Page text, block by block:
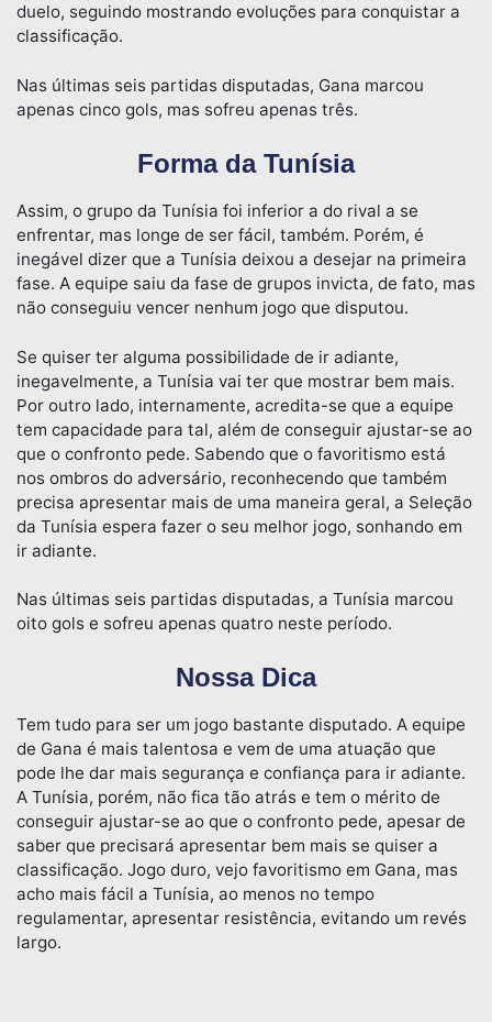
duelo, seguindo mostrando evoluções para conquistar a
classificação.
Nas últimas seis partidas disputadas, Gana marcou
apenas cinco gols, mas sofreu apenas três.
Forma da Tunísia
Assim, o grupo da Tunísia foi inferior a do rival a se
enfrentar, mas longe de ser fácil, também. Porém, é
inegável dizer que a Tunísia deixou a desejar na primeira
fase. A equipe saiu da fase de grupos invicta, de fato, mas
não conseguiu vencer nenhum jogo que disputou.
Se quiser ter alguma possibilidade de ir adiante,
inegavelmente, a Tunísia vai ter que mostrar bem mais.
Por outro lado, internamente, acredita-se que a equipe
tem capacidade para tal, além de conseguir ajustar-se ao
que o confronto pede. Sabendo que o favoritismo está
nos ombros do adversário, reconhecendo que também
precisa apresentar mais de uma maneira geral, a Seleção
da Tunísia espera fazer o seu melhor jogo, sonhando em
ir adiante.
Nas últimas seis partidas disputadas, a Tunísia marcou
oito gols e sofreu apenas quatro neste período.
Nossa Dica
Tem tudo para ser um jogo bastante disputado. A equipe
de Gana é mais talentosa e vem de uma atuação que
pode lhe dar mais segurança e confiança para ir adiante.
A Tunísia, porém, não fica tão atrás e tem o mérito de
conseguir ajustar-se ao que o confronto pede, apesar de
saber que precisará apresentar bem mais se quiser a
classificação. Jogo duro, vejo favoritismo em Gana, mas
acho mais fácil a Tunísia, ao menos no tempo
regulamentar, apresentar resistência, evitando um revés
largo.